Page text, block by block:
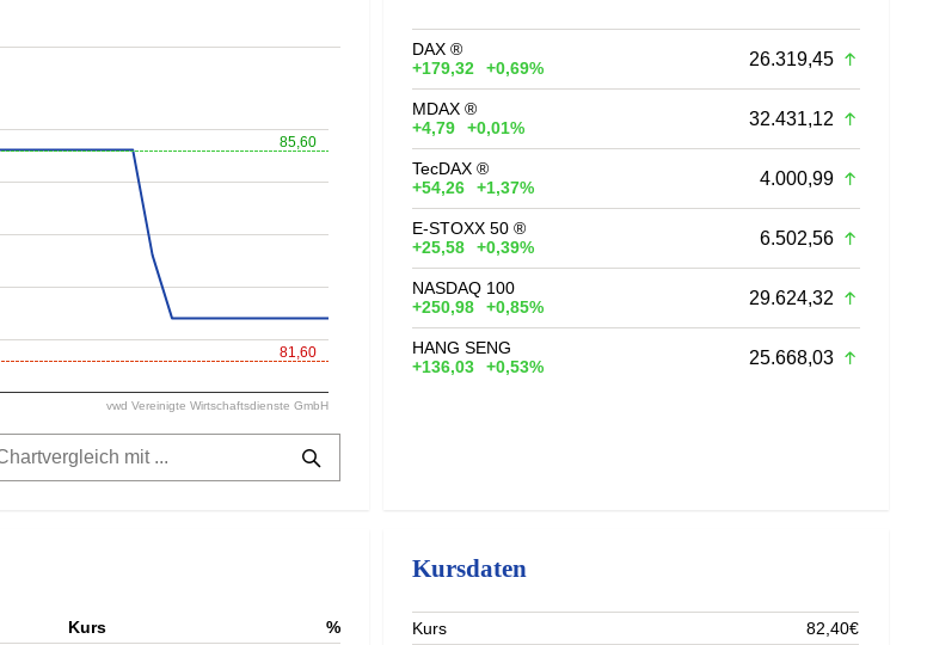
85,60
81,60
vwd Vereinigte Wirtschaftsdienste GmbH
DAX ®
+179,32
+0,69% 26.319,45
MDAX ®
+4,79
+0,01% 32.431,12
TecDAX ®
+54,26
+1,37% 4.000,99
E-STOXX 50 ®
+25,58
+0,39% 6.502,56
NASDAQ 100
+250,98
+0,85% 29.624,32
HANG SENG
+136,03
+0,53% 25.668,03
Kurs
%
Kursdaten
Kurs
82,40€